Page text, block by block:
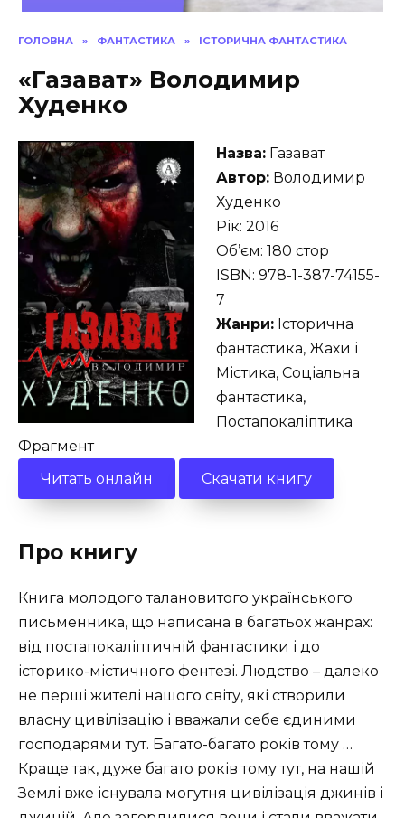
ГОЛОВНА » ФАНТАСТИКА » ІСТОРИЧНА ФАНТАСТИКА
«Газават» Володимир
Худенко
Назва: Газават
Автор: Володимир
Худенко
Рік: 2016
Об’єм: 180 стор
ISBN: 978-1-387-74155-
7
Жанри: Історична
фантастика, Жахи і
Містика, Соціальна
фантастика,
Постапокаліптика
Фрагмент
Читать онлайн
Скачати книгу
Про книгу
Книга молодого талановитого українського
письменника, що написана в багатьох жанрах:
від постапокаліптичній фантастики і до
історико-містичного фентезі. Людство – далеко
не перші жителі нашого світу, які створили
власну цивілізацію і вважали себе єдиними
господарями тут. Багато-багато років тому …
Краще так, дуже багато років тому тут, на нашій
Землі вже існувала могутня цивілізація джинів і